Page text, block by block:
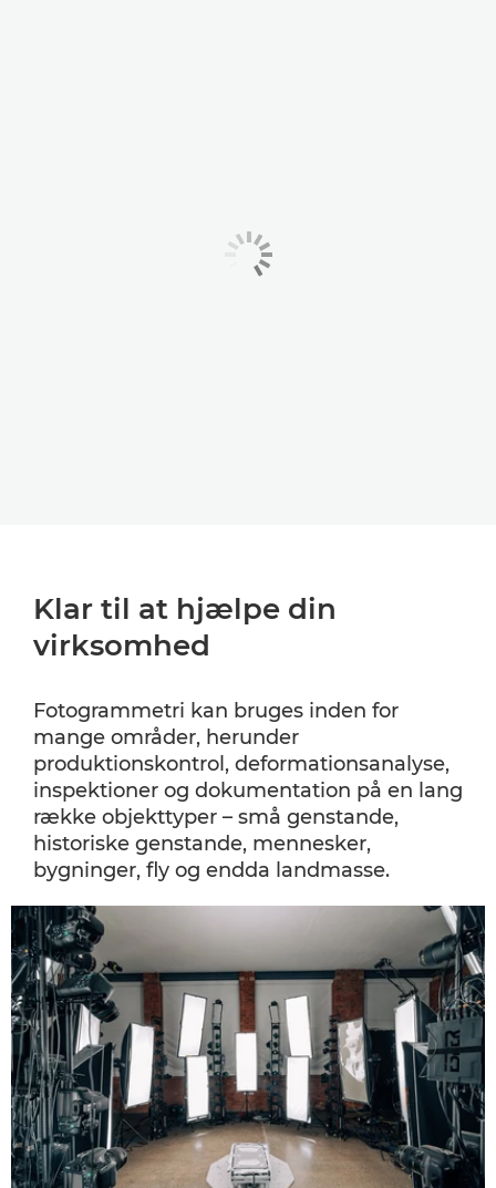
Klar til at hjælpe din
virksomhed
Fotogrammetri kan bruges inden for
mange områder, herunder
produktionskontrol, deformationsanalyse,
inspektioner og dokumentation på en lang
række objekttyper – små genstande,
historiske genstande, mennesker,
bygninger, fly og endda landmasse.